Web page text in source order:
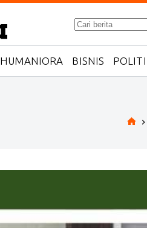
No
HUMANIORA BISNIS